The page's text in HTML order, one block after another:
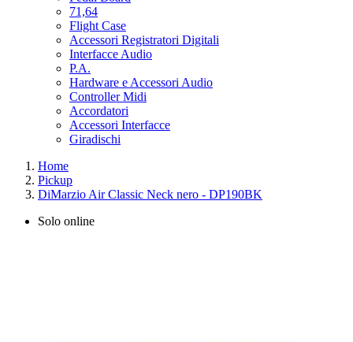
71,64
Flight Case
Accessori Registratori Digitali
Interfacce Audio
P.A.
Hardware e Accessori Audio
Controller Midi
Accordatori
Accessori Interfacce
Giradischi
Home
Pickup
DiMarzio Air Classic Neck nero - DP190BK
Solo online